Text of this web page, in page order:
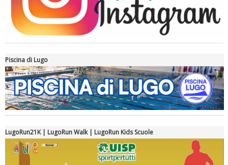
Luglio 2026: "Pensando con i piedi, si possono fare le
rivoluzioni"
Piscina di Lugo
LugoRun21K | LugoRun Walk | LugoRun Kids Scuole